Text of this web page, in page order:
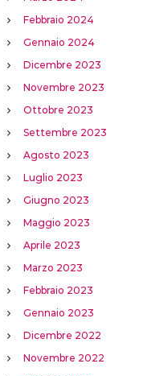
Febbraio 2024
Gennaio 2024
Dicembre 2023
Novembre 2023
Ottobre 2023
Settembre 2023
Agosto 2023
Luglio 2023
Giugno 2023
Maggio 2023
Aprile 2023
Marzo 2023
Febbraio 2023
Gennaio 2023
Dicembre 2022
Novembre 2022